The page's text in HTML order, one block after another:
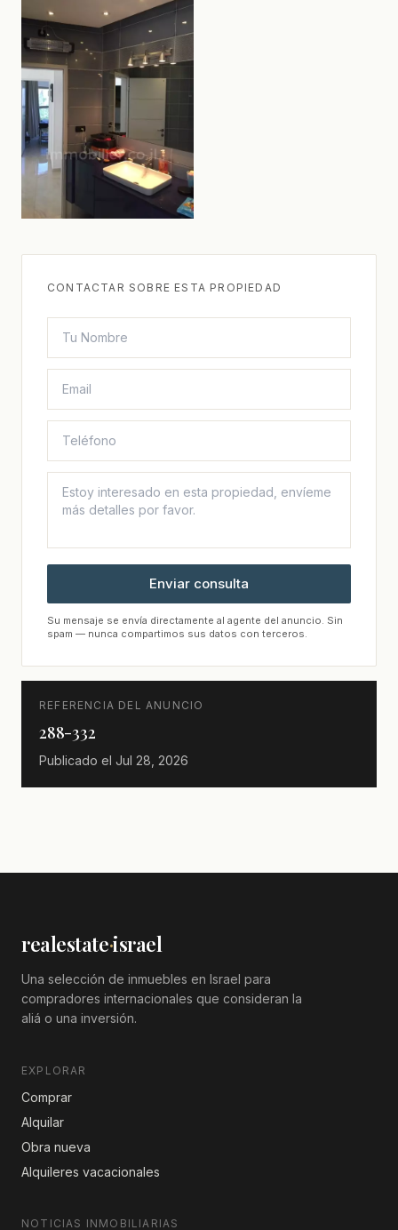
CONTACTAR SOBRE ESTA PROPIEDAD
Enviar consulta
Su mensaje se envía directamente al agente del anuncio. Sin
spam — nunca compartimos sus datos con terceros.
REFERENCIA DEL ANUNCIO
288-332
Publicado el Jul 28, 2026
realestate·israel
Una selección de inmuebles en Israel para
compradores internacionales que consideran la
aliá o una inversión.
EXPLORAR
Comprar
Alquilar
Obra nueva
Alquileres vacacionales
NOTICIAS INMOBILIARIAS